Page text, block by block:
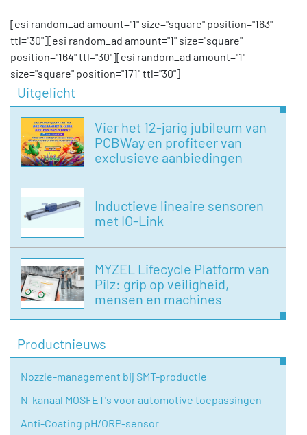
[esi random_ad amount="1" size="square" position="163"
ttl="30"][esi random_ad amount="1" size="square"
position="164" ttl="30"][esi random_ad amount="1"
size="square" position="171" ttl="30"]
Uitgelicht
Vier het 12-jarig jubileum van
PCBWay en profiteer van
exclusieve aanbiedingen
Inductieve lineaire sensoren
met IO-Link
MYZEL Lifecycle Platform van
Pilz: grip op veiligheid,
mensen en machines
Productnieuws
Nozzle-management bij SMT-productie
N-kanaal MOSFET's voor automotive toepassingen
Anti-Coating pH/ORP-sensor